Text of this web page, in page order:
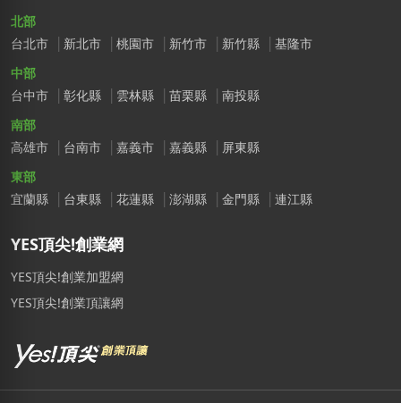
北部
台北市
新北市 桃園市 新竹市 新竹縣
基隆市
中部
台中市
彰化縣 雲林縣 苗栗縣
南投縣
南部
高雄市
台南市 嘉義市 嘉義縣
屏東縣
東部
宜蘭縣
台東縣 花蓮縣 澎湖縣 金門縣 連江縣
YES頂尖!創業網
YES頂尖!創業加盟網
YES頂尖!創業頂讓網